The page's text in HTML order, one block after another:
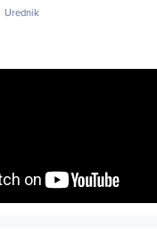
Urednik